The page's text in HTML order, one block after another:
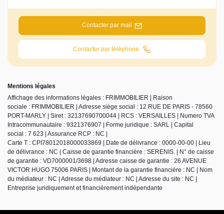
Contacter par mail
Contacter par téléphone
Mentions légales
Affichage des informations légales : FRIMMOBILIER | Raison
sociale : FRIMMOBILIER | Adresse siège social : 12 RUE DE PARIS - 78560
PORT-MARLY | Siret : 32137690700044 | RCS : VERSAILLES | Numero TVA
Intracommunautaire : 9321376907 | Forme juridique : SARL | Capital
social : 7 623 | Assurance RCP : NC |
Carte T : CPI78012018000033869 | Date de délivrance : 0000-00-00 | Lieu
de délivrance : NC | Caisse de garantie financière : SERENIS. | N° de caisse
de garantie : VD7000001/3698 | Adresse caisse de garantie : 26 AVENUE
VICTOR HUGO 75006 PARIS | Montant de la garantie financière : NC | Nom
du médiateur : NC | Adresse du médiateur : NC | Adresse du site : NC |
Entreprise juridiquement et financièrement indépendante